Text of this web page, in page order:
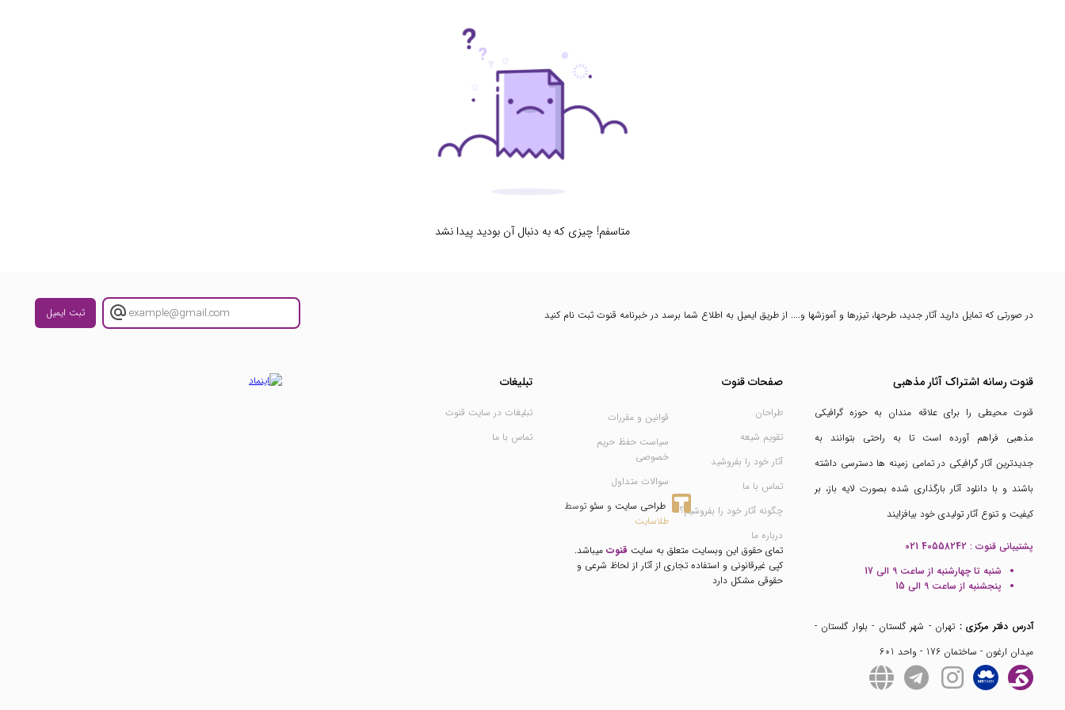
متاسفم! چیزی که به دنبال آن بودید پیدا نشد
در صورتی که تمایل دارید آثار جدید، طرحها، تیزرها و آموزشها و.... از طریق ایمیل به اطلاع شما برسد در خبرنامه قنوت ثبت نام کنید ثبت ایمیل
قنوت رسانه اشتراک آثار مذهبی
قنوت محیطی را برای علاقه مندان به حوزه گرافیکی
مذهبی فراهم آورده است تا به راحتی بتوانند به
جدیدترین آثار گرافیکی در تمامی زمینه ها دسترسی داشته
باشند و با دانلود آثار بارگذاری شده بصورت لایه باز، بر
کیفیت و تنوع آثار تولیدی خود بیافزایند
پشتیبانی قنوت : 021 40558242
شنبه تا چهارشنبه از ساعت 9 الی 17
پنجشنبه از ساعت 9 الی 15
آدرس دفتر مرکزی : تهران - شهر گلستان - بلوار گلستان -
میدان ارغون - ساختمان 176 - واحد 601
صفحات قنوت
طراحان
تقویم شیعه
آثار خود را بفروشید
تماس با ما
چگونه آثار خود را بفروشیم؟
درباره ما
قوانین و مقررات
سیاست حفظ حریم
خصوصی
سوالات متداول
طراحی سایت و سئو توسط
طلاسایت
تمای حقوق این وبسایت متعلق به سایت قنوت میباشد.
کپی غیرقانونی و استفاده تجاری از آثار از لحاظ شرعی و
حقوقی مشکل دارد
تبلیغات
تبلیغات در سایت قنوت
تماس با ما